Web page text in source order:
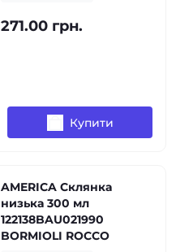
271.00 грн.
Купити
AMERICA Склянка
низька 300 мл
122138BAU021990
BORMIOLI ROCCO